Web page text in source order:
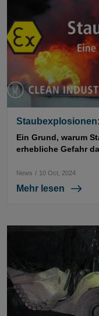
Ein Grund, warum
erhebliche Gefahr
News / 10 Oct, 2024
Mehr lesen